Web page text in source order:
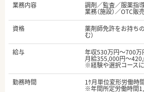
業務内容
調剤／監査／服薬指
業務（施設）／OTC販
資格
薬剤師免許をお持ち
む）
給与
年収530万円～700万
月給355,000円～
※経験や選択コース
勤務時間
1ｹ月単位変形労働時
※年間所定労働時間